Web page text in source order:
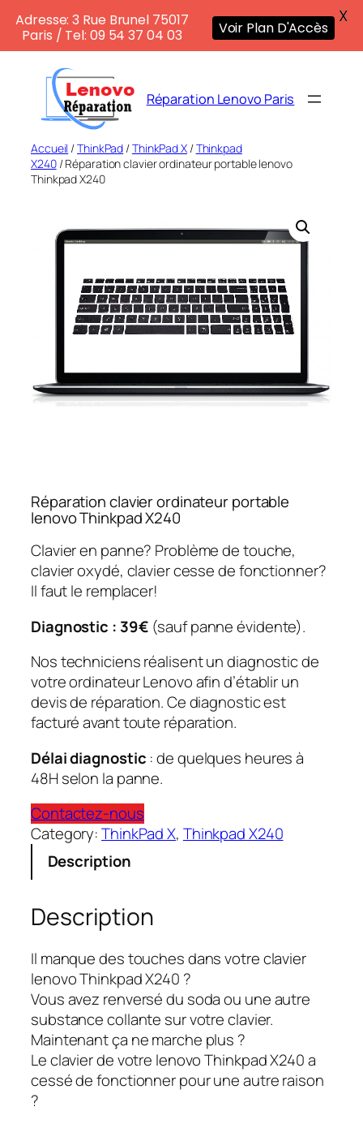
contenu
Réparation Lenovo Paris
Accueil /ThinkPad /ThinkPad X/Thinkpad
X240/ Réparation clavier ordinateur portable lenovo
Thinkpad X240
Réparation clavier ordinateur portable
lenovo Thinkpad X240
Clavier en panne? Problème de touche,
clavier oxydé, clavier cesse de fonctionner?
Il faut le remplacer!
Diagnostic : 39€ (sauf panne évidente).
Nos techniciens réalisent un diagnostic de
votre ordinateur Lenovo afin d’établir un
devis de réparation. Ce diagnostic est
facturé avant toute réparation.
Délai diagnostic : de quelques heures à
48H selon la panne.
Contactez-nous
Category:ThinkPad X, Thinkpad X240
Description
Description
Il manque des touches dans votre clavier
lenovo Thinkpad X240 ?
Vous avez renversé du soda ou une autre
substance collante sur votre clavier.
Maintenant ça ne marche plus ?
Le clavier de votre lenovo Thinkpad X240 a
cessé de fonctionner pour une autre raison
?
Adresse: 3 Rue Brunel 75017
Paris / Tel: 09 54 37 04 03
Voir Plan D'Accès
X